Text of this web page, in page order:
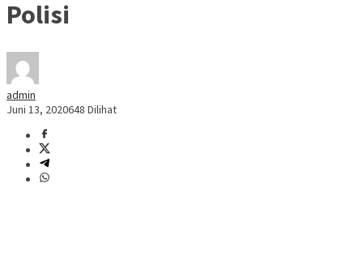
Polisi
admin
Juni 13, 2020648 Dilihat